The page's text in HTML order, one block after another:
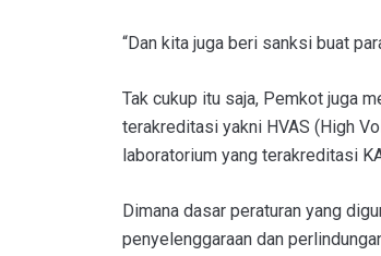
“Dan kita juga beri sanksi buat
Tak cukup itu saja, Pemkot juga
terakreditasi yakni HVAS (High
laboratorium yang terakreditasi
Dimana dasar peraturan yang
penyelenggaraan dan